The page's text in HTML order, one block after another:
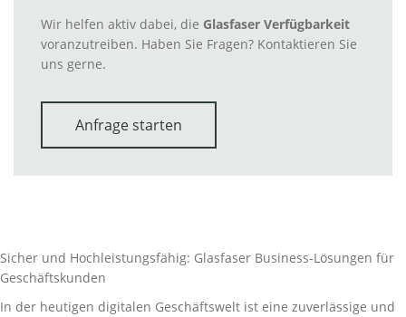
Wir helfen aktiv dabei, die Glasfaser Verfügbarkeit
voranzutreiben. Haben Sie Fragen? Kontaktieren Sie
uns gerne.
Anfrage starten
Sicher und Hochleistungsfähig: Glasfaser Business-Lösungen für
Geschäftskunden
In der heutigen digitalen Geschäftswelt ist eine zuverlässige und